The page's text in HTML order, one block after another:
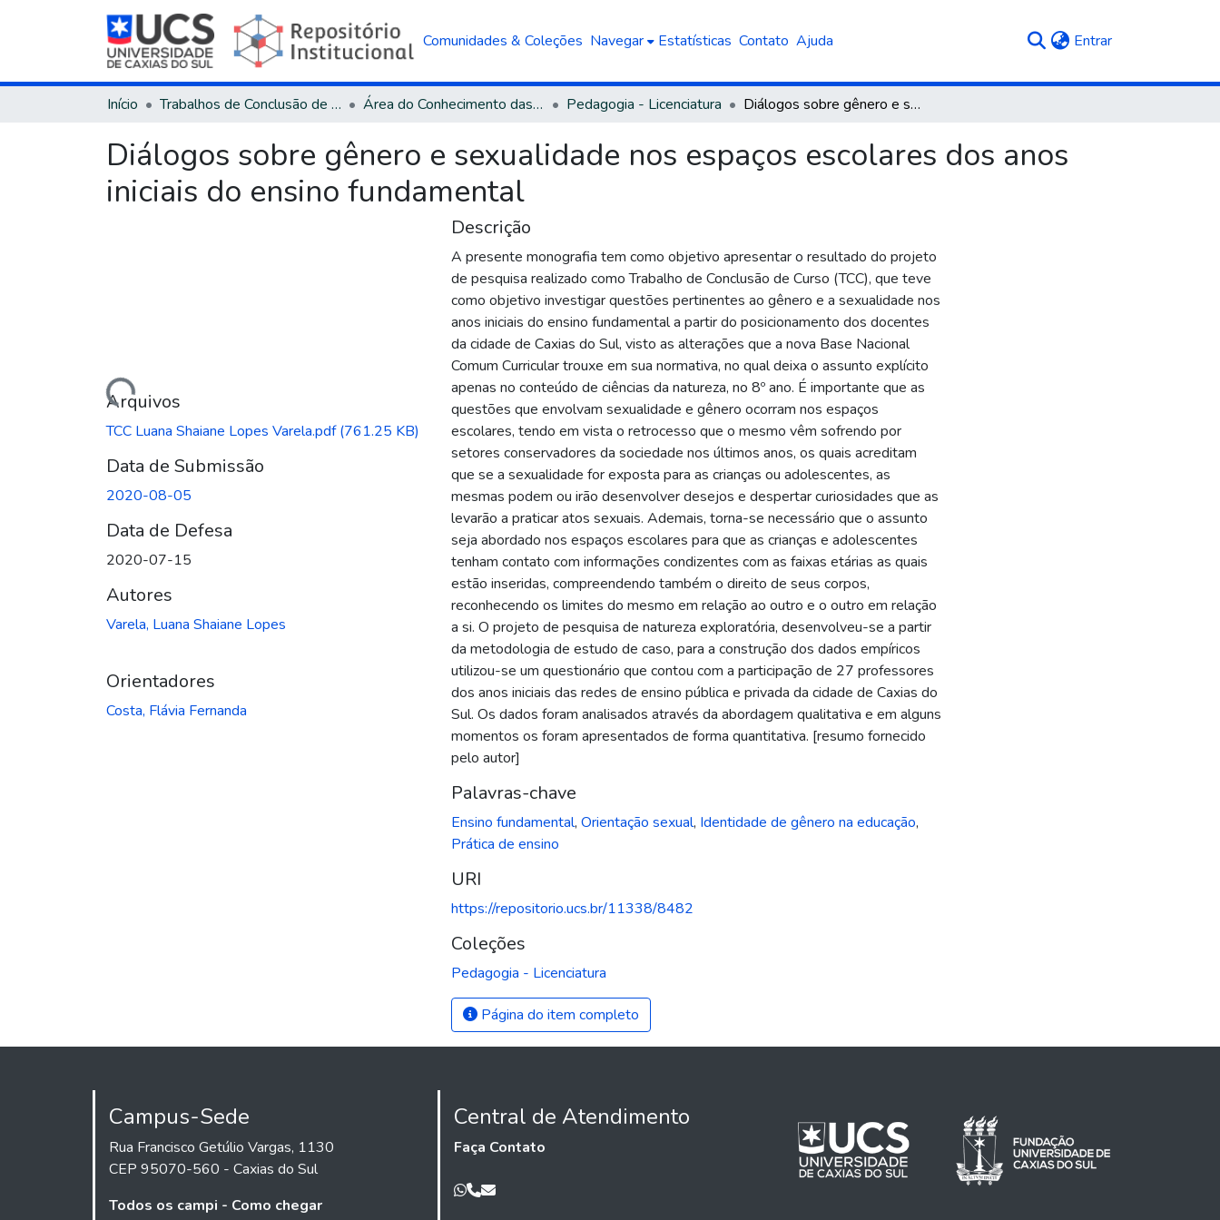
Comunidades & Coleções Navegar Estatísticas Contato Ajuda Entrar(current)
Início Trabalhos de Conclusão de Curso Área do Conhecimento das Ciências Humanas Pedagogia - Licenciatura Diálogos sobre gênero e sexualidade nos espaços escolares dos anos iniciais do ensino fundamental
Diálogos sobre gênero e sexualidade nos espaços escolares dos anos
iniciais do ensino fundamental
Carregando...Arquivos
TCC Luana Shaiane Lopes Varela.pdf(761.25 KB)
Data de Submissão
2020-08-05
Data de Defesa
2020-07-15
Autores
Varela, Luana Shaiane Lopes
Orientadores
Costa, Flávia Fernanda
Descrição
A presente monografia tem como objetivo apresentar o resultado do projeto
de pesquisa realizado como Trabalho de Conclusão de Curso (TCC), que teve
como objetivo investigar questões pertinentes ao gênero e a sexualidade nos
anos iniciais do ensino fundamental a partir do posicionamento dos docentes
da cidade de Caxias do Sul, visto as alterações que a nova Base Nacional
Comum Curricular trouxe em sua normativa, no qual deixa o assunto explícito
apenas no conteúdo de ciências da natureza, no 8º ano. É importante que as
questões que envolvam sexualidade e gênero ocorram nos espaços
escolares, tendo em vista o retrocesso que o mesmo vêm sofrendo por
setores conservadores da sociedade nos últimos anos, os quais acreditam
que se a sexualidade for exposta para as crianças ou adolescentes, as
mesmas podem ou irão desenvolver desejos e despertar curiosidades que as
levarão a praticar atos sexuais. Ademais, torna-se necessário que o assunto
seja abordado nos espaços escolares para que as crianças e adolescentes
tenham contato com informações condizentes com as faixas etárias as quais
estão inseridas, compreendendo também o direito de seus corpos,
reconhecendo os limites do mesmo em relação ao outro e o outro em relação
a si. O projeto de pesquisa de natureza exploratória, desenvolveu-se a partir
da metodologia de estudo de caso, para a construção dos dados empíricos
utilizou-se um questionário que contou com a participação de 27 professores
dos anos iniciais das redes de ensino pública e privada da cidade de Caxias do
Sul. Os dados foram analisados através da abordagem qualitativa e em alguns
momentos os foram apresentados de forma quantitativa. [resumo fornecido
pelo autor]
Palavras-chave
Ensino fundamental, Orientação sexual, Identidade de gênero na educação,
Prática de ensino
URI
https://repositorio.ucs.br/11338/8482
Coleções
Pedagogia - Licenciatura
Página do item completo
Campus-Sede
Rua Francisco Getúlio Vargas, 1130
CEP 95070-560 - Caxias do Sul
Todos os campi - Como chegar
Central de Atendimento
Faça Contato